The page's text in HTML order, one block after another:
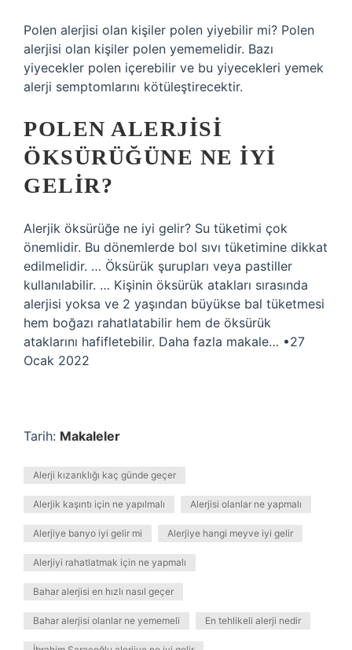
Polen alerjisi olan kişiler polen yiyebilir mi? Polen
alerjisi olan kişiler polen yememelidir. Bazı
yiyecekler polen içerebilir ve bu yiyecekleri yemek
alerji semptomlarını kötüleştirecektir.
POLEN ALERJISI
ÖKSÜRÜĞÜNE NE IYI
GELIR?
Alerjik öksürüğe ne iyi gelir? Su tüketimi çok
önemlidir. Bu dönemlerde bol sıvı tüketimine dikkat
edilmelidir. … Öksürük şurupları veya pastiller
kullanılabilir. … Kişinin öksürük atakları sırasında
alerjisi yoksa ve 2 yaşından büyükse bal tüketmesi
hem boğazı rahatlatabilir hem de öksürük
ataklarını hafifletebilir. Daha fazla makale… •27
Ocak 2022
Tarih: Makaleler
Alerji kızarıklığı kaç günde geçer
Alerjik kaşıntı için ne yapılmalı Alerjisi olanlar ne yapmalı
Alerjiye banyo iyi gelir mi Alerjiye hangi meyve iyi gelir
Alerjiyi rahatlatmak için ne yapmalı
Bahar alerjisi en hızlı nasıl geçer
Bahar alerjisi olanlar ne yememeli En tehlikeli alerji nedir